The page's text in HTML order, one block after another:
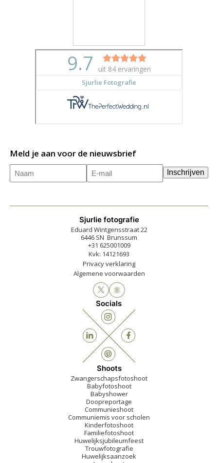
Meld je aan voor de nieuwsbrief
Naam
E-
mailadres(Vereist)
Inschrijven
Sjurlie fotografie
Eduard Wintgensstraat 22
6446 SN Brunssum
+31 625001009
Kvk: 14121693
Privacy verklaring
Algemene voorwaarden
Socials
Shoots
Zwangerschapsfotoshoot
Babyfotoshoot
Babyshower
Doopreportage
Communieshoot
Communiemis voor scholen
Kinderfotoshoot
Familiefotoshoot
Huwelijksjubileumfeest
Trouwfotografie
Huwelijksaanzoek